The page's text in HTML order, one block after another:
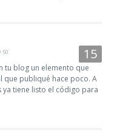
tu blog un elemento que
que publiqué hace poco. A
ya tiene listo el código para